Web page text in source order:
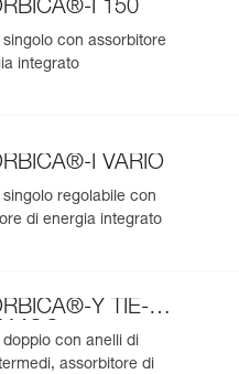
I 150
con assorbitore
integrato
I VARIO
regolabile con
di energia integrato
Y TIE-
doppio con anelli di
assorbitore di